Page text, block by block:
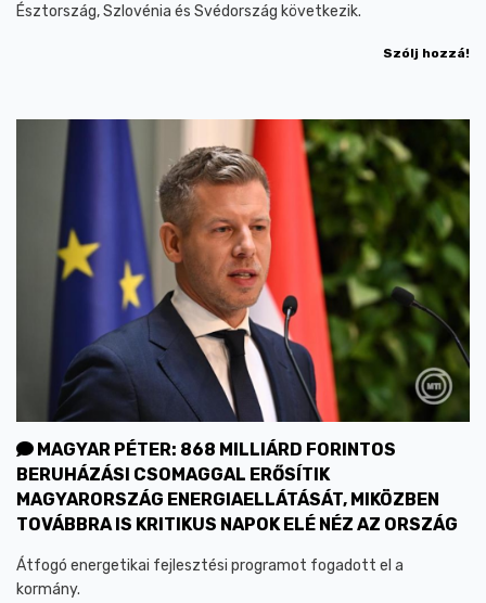
Észtország, Szlovénia és Svédország következik.
Szólj hozzá!
MAGYAR PÉTER: 868 MILLIÁRD FORINTOS
BERUHÁZÁSI CSOMAGGAL ERŐSÍTIK
MAGYARORSZÁG ENERGIAELLÁTÁSÁT, MIKÖZBEN
TOVÁBBRA IS KRITIKUS NAPOK ELÉ NÉZ AZ ORSZÁG
Átfogó energetikai fejlesztési programot fogadott el a
kormány.